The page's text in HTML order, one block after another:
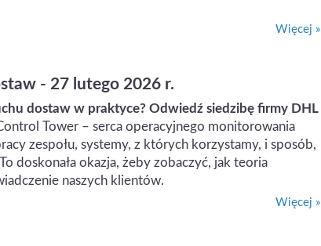
Więcej »
- 27 lutego 2026 r.
dostaw w praktyce? Odwiedź siedzibę firmy DHL
Tower – serca operacyjnego monitorowania
zespołu, systemy, z których korzystamy, i sposób,
doskonała okazja, żeby zobaczyć, jak teoria
naszych klientów.
Więcej »